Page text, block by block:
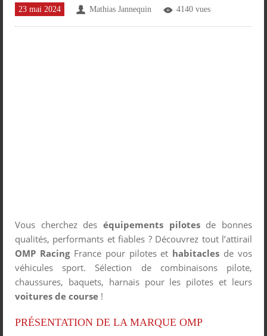
23 mai 2024 Mathias Jannequin 4140 vues
Vous cherchez des équipements pilotesde bonnes
qualités, performants et fiables ? Découvrez tout l’attirail
OMP RacingFrance pour pilotes et habitacles de vos
véhicules sport. Sélection de combinaisons pilote,
chaussures, baquets, harnais pour les pilotes et leurs
voitures de course !
PRÉSENTATION DE LA MARQUE OMP